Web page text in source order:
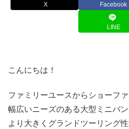
X Facebook
LINE
こんにちは！
ファミリーユースからショーフ
幅広いニーズのある大型ミニバ
より大きくグランドツーリング